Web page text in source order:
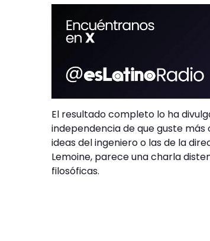
El resultado completo lo ha
independencia de que guste
ideas del ingeniero o las de la
Lemoine, parece una charla
filosóficas.